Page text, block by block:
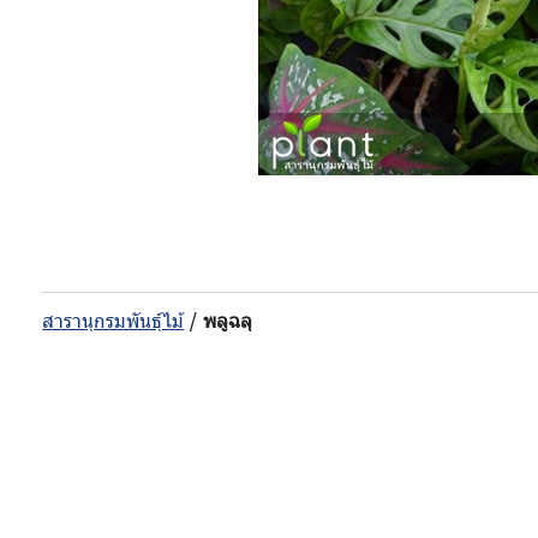
สารานุกรมพันธุ์ไม้/พลูฉลุ